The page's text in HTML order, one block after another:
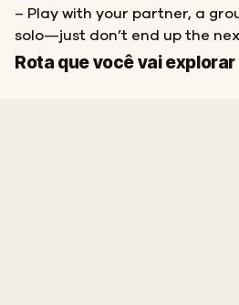
– Play with your partner, a
solo—just don’t end up the
Rota que você vai explorar
Início
Fim